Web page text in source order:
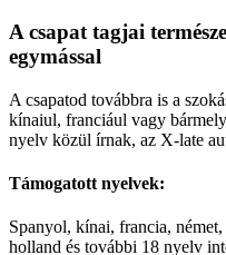
A csapat tagjai
egymással
A csapatod továbbra is a
kínaiul, franciául vagy
nyelv közül írnak, az X-late
Támogatott nyelvek:
Spanyol, kínai, francia,
holland és további 18 nyelv